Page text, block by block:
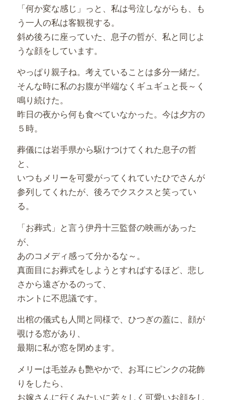
「何か変な感じ」っと、私は号泣しながらも、も
う一人の私は客観視する。
斜め後ろに座っていた、息子の哲が、私と同じよ
うな顔をしています。
やっぱり親子ね。考えていることは多分一緒だ。
そんな時に私のお腹が半端なくギュギュと長～く
鳴り続けた。
昨日の夜から何も食べていなかった。今は夕方の
５時。
葬儀には岩手県から駆けつけてくれた息子の哲
と、
いつもメリーを可愛がってくれていたひでさんが
参列してくれたが、後ろでクスクスと笑ってい
る。
「お葬式」と言う伊丹十三監督の映画があった
が、
あのコメディ感って分かるな～。
真面目にお葬式をしようとすればするほど、悲し
さから遠ざかるのって、
ホントに不思議です。
出棺の儀式も人間と同様で、ひつぎの蓋に、顔が
覗ける窓があり、
最期に私が窓を閉めます。
メリーは毛並みも艷やかで、お耳にピンクの花飾
りをしたら、
お嫁さんに行くみたいに若々しく可愛いお顔をし